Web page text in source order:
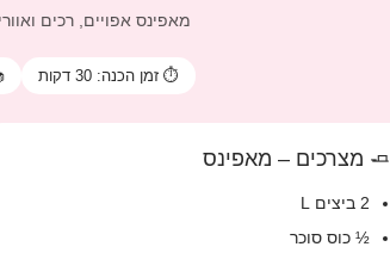
מאפינס אפויים, רכים
⏱️ זמן הכנה: 30 דקות
🧈 מצרכים – מאפינס
2 ביצים L
½ כוס סוכר